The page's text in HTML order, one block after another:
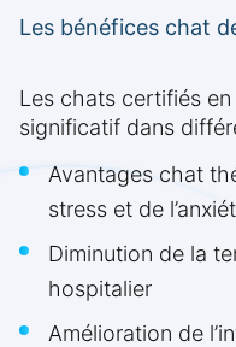
Les bénéfices chat
Les chats certifiés
significatif dans
Avantages chat
stress et de
Diminution de la
hospitalier
Amélioration de